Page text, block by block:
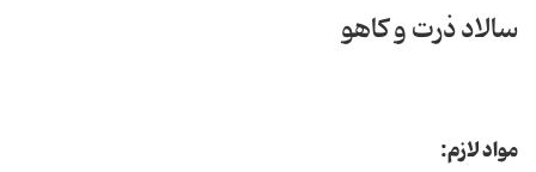
سالاد ذرت و کاهو
مواد لازم: